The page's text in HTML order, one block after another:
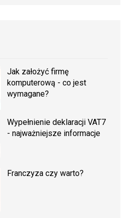
Jak założyć firmę
komputerową - co jest
wymagane?
Wypełnienie deklaracji VAT7
- najważniejsze informacje
Franczyza czy warto?